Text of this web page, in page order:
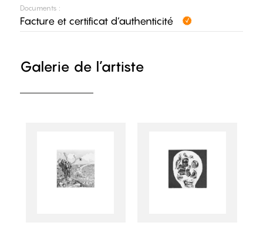
Documents :
Facture et certificat d’authenticité
Galerie de l’artiste